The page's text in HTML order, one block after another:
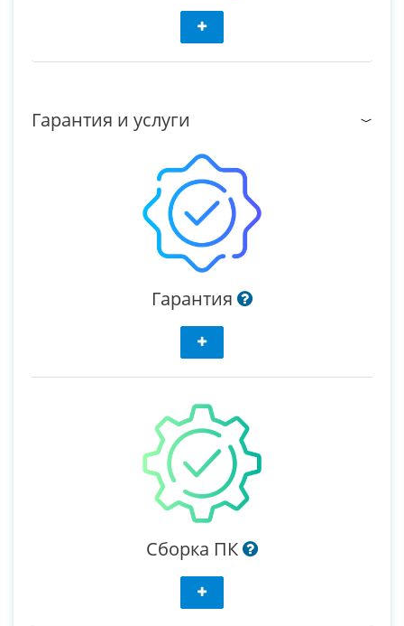
Гарантия и услуги
Гарантия
Сборка ПК